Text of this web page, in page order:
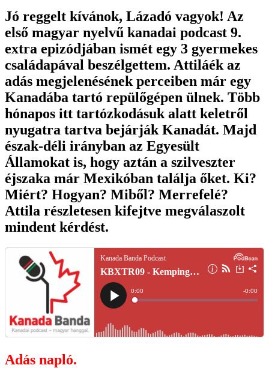
Jó reggelt kívánok, Lázadó vagyok! Az
első magyar nyelvű kanadai podcast 9.
extra epizódjában ismét egy 3 gyermekes
családapával beszélgettem. Attiláék az
adás megjelenésének perceiben már egy
Kanadába tartó repülőgépen ülnek. Több
hónapos itt tartózkodásuk alatt keletről
nyugatra tartva bejárják Kanadát. Majd
észak-déli irányban az Egyesült
Államokat is, hogy aztán a szilveszter
éjszaka már Mexikóban találja őket. Ki?
Miért? Hogyan? Miből? Merrefelé?
Attila részletesen kifejtve megválaszolt
mindent kérdést.
Adás napló.